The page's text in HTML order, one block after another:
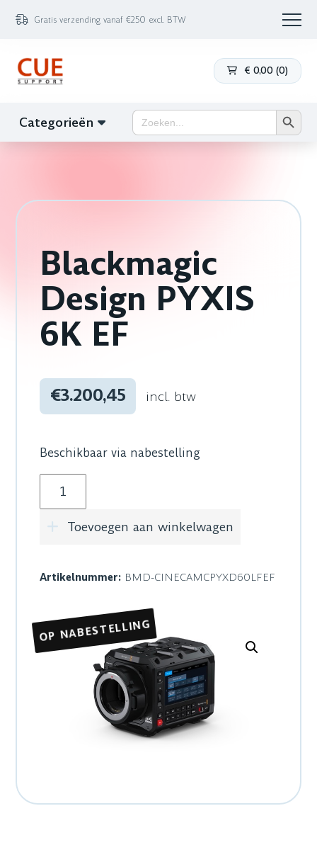
Gratis verzending vanaf €250 excl. BTW
€ 0,00 (0)
Categorieën Zoek
naar:
Blackmagic
Design PYXIS
6K EF
€3.200,45 incl. btw
Beschikbaar via nabestelling
Blackmagic Design PYXIS 6K EF aantal
Toevoegen aan winkelwagen
Artikelnummer: BMD-CINECAMCPYXD60LFEF
OP NABESTELLING